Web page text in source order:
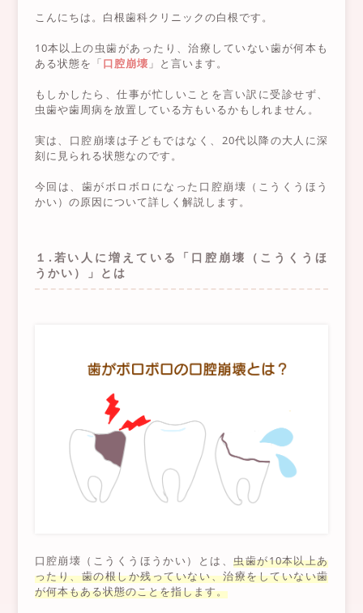
こんにちは。白根歯科クリニックの白根です。
10本以上の虫歯があったり、治療していない歯が何本も
ある状態を「口腔崩壊 」と言います。
もしかしたら、仕事が忙しいことを言い訳に受診せず、
虫歯や歯周病を放置している方もいるかもしれません。
実は、口腔崩壊は子どもではなく、20代以降の大人に深
刻に見られる状態なのです。
今回は、歯がボロボロになった口腔崩壊（こうくうほう
かい）の原因について詳しく解説します。
１.若い人に増えている「口腔崩壊（こうくうほ
うかい）」とは
口腔崩壊（こうくうほうかい）とは、虫歯が10本以上あ
ったり、歯の根しか残っていない、治療をしていない歯
が何本もある状態のことを指します。